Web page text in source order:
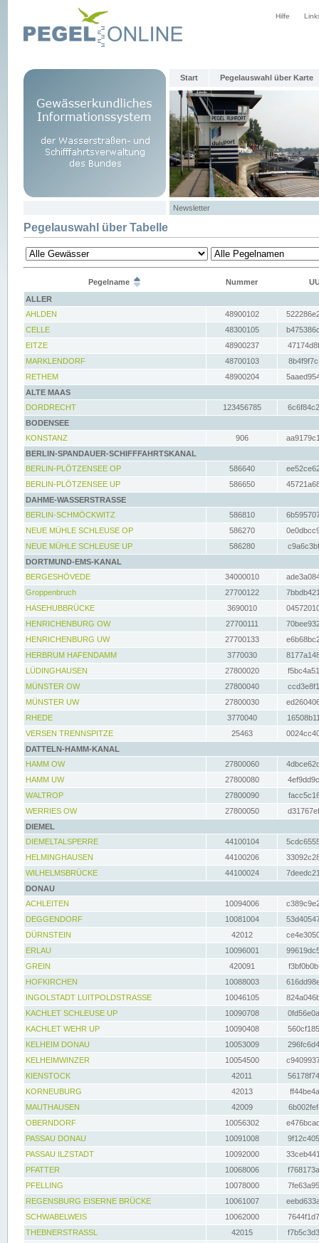
Hilfe
Start Pegelauswahl über Karte
Newsletter
Pegelauswahl über Tabelle
Pegelname Nummer
ALLER
AHLDEN
48900102
CELLE
48300105
EITZE
48900237
MARKLENDORF
48700103
RETHEM
48900204
ALTE MAAS
DORDRECHT
123456785
BODENSEE
KONSTANZ
906
BERLIN-SPANDAUER-SCHIFFFAHRTSKANAL
BERLIN-PLÖTZENSEE OP
586640
BERLIN-PLÖTZENSEE UP
586650
DAHME-WASSERSTRASSE
BERLIN-SCHMÖCKWITZ
586810
NEUE MÜHLE SCHLEUSE OP
586270
NEUE MÜHLE SCHLEUSE UP
586280
DORTMUND-EMS-KANAL
BERGESHÖVEDE
34000010
Groppenbruch
27700122
HASEHUBBRÜCKE
3690010
HENRICHENBURG OW
27700111
HENRICHENBURG UW
27700133
HERBRUM HAFENDAMM
3770030
LÜDINGHAUSEN
27800020
MÜNSTER OW
27800040
MÜNSTER UW
27800030
RHEDE
3770040
VERSEN TRENNSPITZE
25463
DATTELN-HAMM-KANAL
HAMM OW
27800060
HAMM UW
27800080
WALTROP
27800090
WERRIES OW
27800050
DIEMEL
DIEMELTALSPERRE
44100104
HELMINGHAUSEN
44100206
WILHELMSBRÜCKE
44100024
DONAU
ACHLEITEN
10094006
DEGGENDORF
10081004
DÜRNSTEIN
42012
ERLAU
10096001
GREIN
420091
HOFKIRCHEN
10088003
INGOLSTADT LUITPOLDSTRASSE
10046105
KACHLET SCHLEUSE UP
10090708
KACHLET WEHR UP
10090408
KELHEIM DONAU
10053009
KELHEIMWINZER
10054500
KIENSTOCK
42011
KORNEUBURG
42013
MAUTHAUSEN
42009
OBERNDORF
10056302
PASSAU DONAU
10091008
PASSAU ILZSTADT
10092000
PFATTER
10068006
PFELLING
10078000
REGENSBURG EISERNE BRÜCKE
10061007
SCHWABELWEIS
10062000
THEBNERSTRASSL
42015